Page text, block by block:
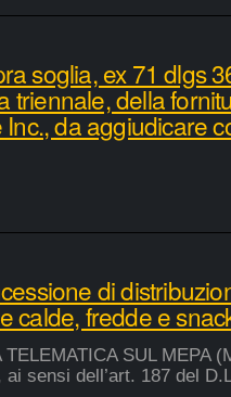
soglia, ex 71 dlgs
triennale, della
da aggiudicare
di
calde, fredde e
TELEMATICA SUL MEPA
sensi dell’art. 187 del